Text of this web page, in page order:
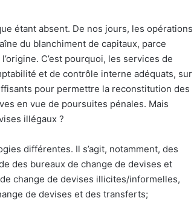
étant absent. De nos jours, les opérations
du blanchiment de capitaux, parce
C’est pourquoi, les services de
et de contrôle interne adéquats, sur
pour permettre la reconstitution des
en vue de poursuites pénales. Mais
illégaux ?
différentes. Il s’agit, notamment, des
des bureaux de change de devises et
change de devises illicites/informelles,
de devises et des transferts;